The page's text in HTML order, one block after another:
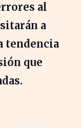
al
a
tendencia
que